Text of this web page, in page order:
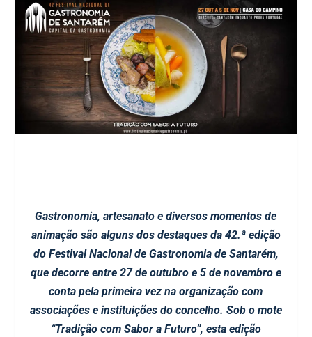
Gastronomia, artesanato e diversos momentos de
animação são alguns dos destaques da 42.ª edição
do Festival Nacional de Gastronomia de Santarém,
que decorre entre 27 de outubro e 5 de novembro e
conta pela primeira vez na organização com
associações e instituições do concelho. Sob o mote
“Tradição com Sabor a Futuro”, esta edição